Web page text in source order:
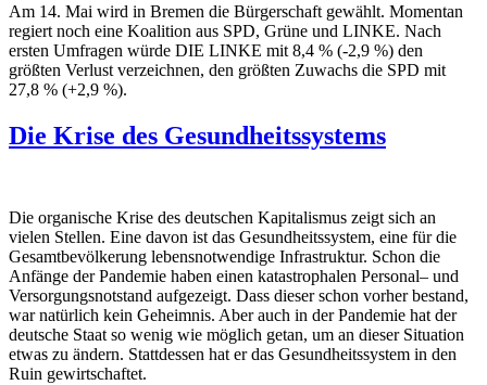
Am 14. Mai wird in Bremen die Bürgerschaft gewählt. Momentan
regiert noch eine Koalition aus SPD, Grüne und LINKE. Nach
ersten Umfragen würde DIE LINKE mit 8,4 % (-2,9 %) den
größten Verlust verzeichnen, den größten Zuwachs die SPD mit
27,8 % (+2,9 %).
Die Krise des Gesundheitssystems
Die organische Krise des deutschen Kapitalismus zeigt sich an
vielen Stellen. Eine davon ist das Gesundheitssystem, eine für die
Gesamtbevölkerung lebensnotwendige Infrastruktur. Schon die
Anfänge der Pandemie haben einen katastrophalen Personal– und
Versorgungsnotstand aufgezeigt. Dass dieser schon vorher bestand,
war natürlich kein Geheimnis. Aber auch in der Pandemie hat der
deutsche Staat so wenig wie möglich getan, um an dieser Situation
etwas zu ändern. Stattdessen hat er das Gesundheitssystem in den
Ruin gewirtschaftet.